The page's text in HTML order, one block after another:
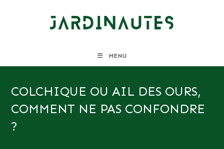
MENU
COLCHIQUE OU AIL DES OURS,
COMMENT NE PAS CONFONDRE
?